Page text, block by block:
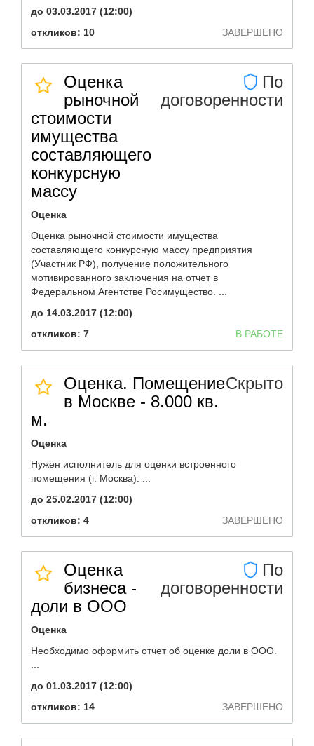
до 03.03.2017 (12:00)
откликов: 10
ЗАВЕРШЕНО
Оценка
рыночной
стоимости
имущества
составляющего
конкурсную
массу
По
договоренности
Оценка
Оценка рыночной стоимости имущества
составляющего конкурсную массу предприятия
(Участник РФ), получение положительного
мотивированного заключения на отчет в
Федеральном Агентстве Росимущество. ...
до 14.03.2017 (12:00)
откликов: 7
В РАБОТЕ
Оценка. Помещение
в Москве - 8.000 кв.
м.
Скрыто
Оценка
Нужен исполнитель для оценки встроенного
помещения (г. Москва). ...
до 25.02.2017 (12:00)
откликов: 4
ЗАВЕРШЕНО
Оценка
бизнеса -
доли в ООО
По
договоренности
Оценка
Необходимо оформить отчет об оценке доли в ООО.
до 01.03.2017 (12:00)
откликов: 14
ЗАВЕРШЕНО